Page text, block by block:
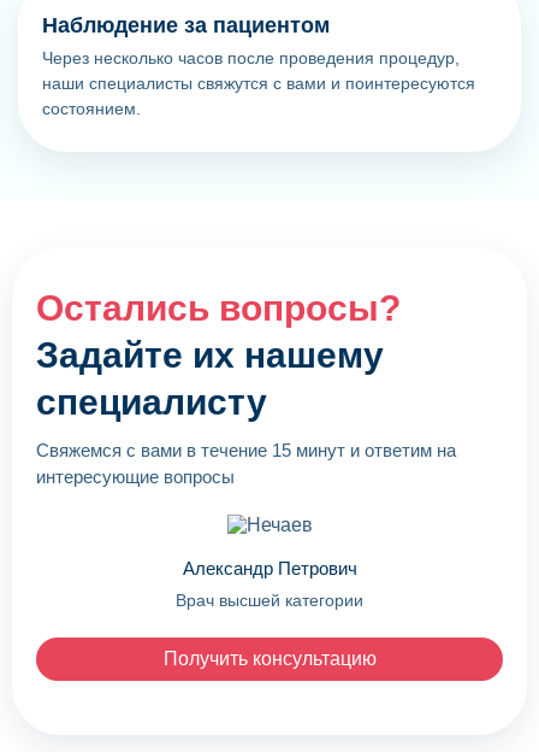
Наблюдение за пациентом
Через несколько часов после проведения процедур,
наши специалисты свяжутся с вами и поинтересуются
состоянием.
Остались вопросы?
Задайте их нашему
специалисту
Свяжемся с вами в течение 15 минут и ответим на
интересующие вопросы
Александр Петрович
Врач высшей категории
Получить консультацию